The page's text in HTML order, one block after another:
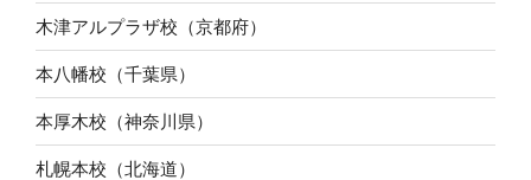
木津アルプラザ校（京都府）
本八幡校（千葉県）
本厚木校（神奈川県）
札幌本校（北海道）